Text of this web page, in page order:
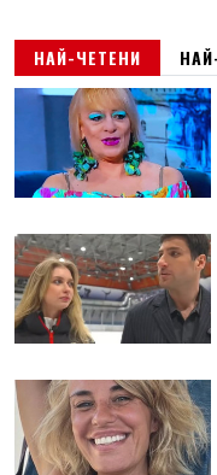
НАЙ-ЧЕТЕНИ